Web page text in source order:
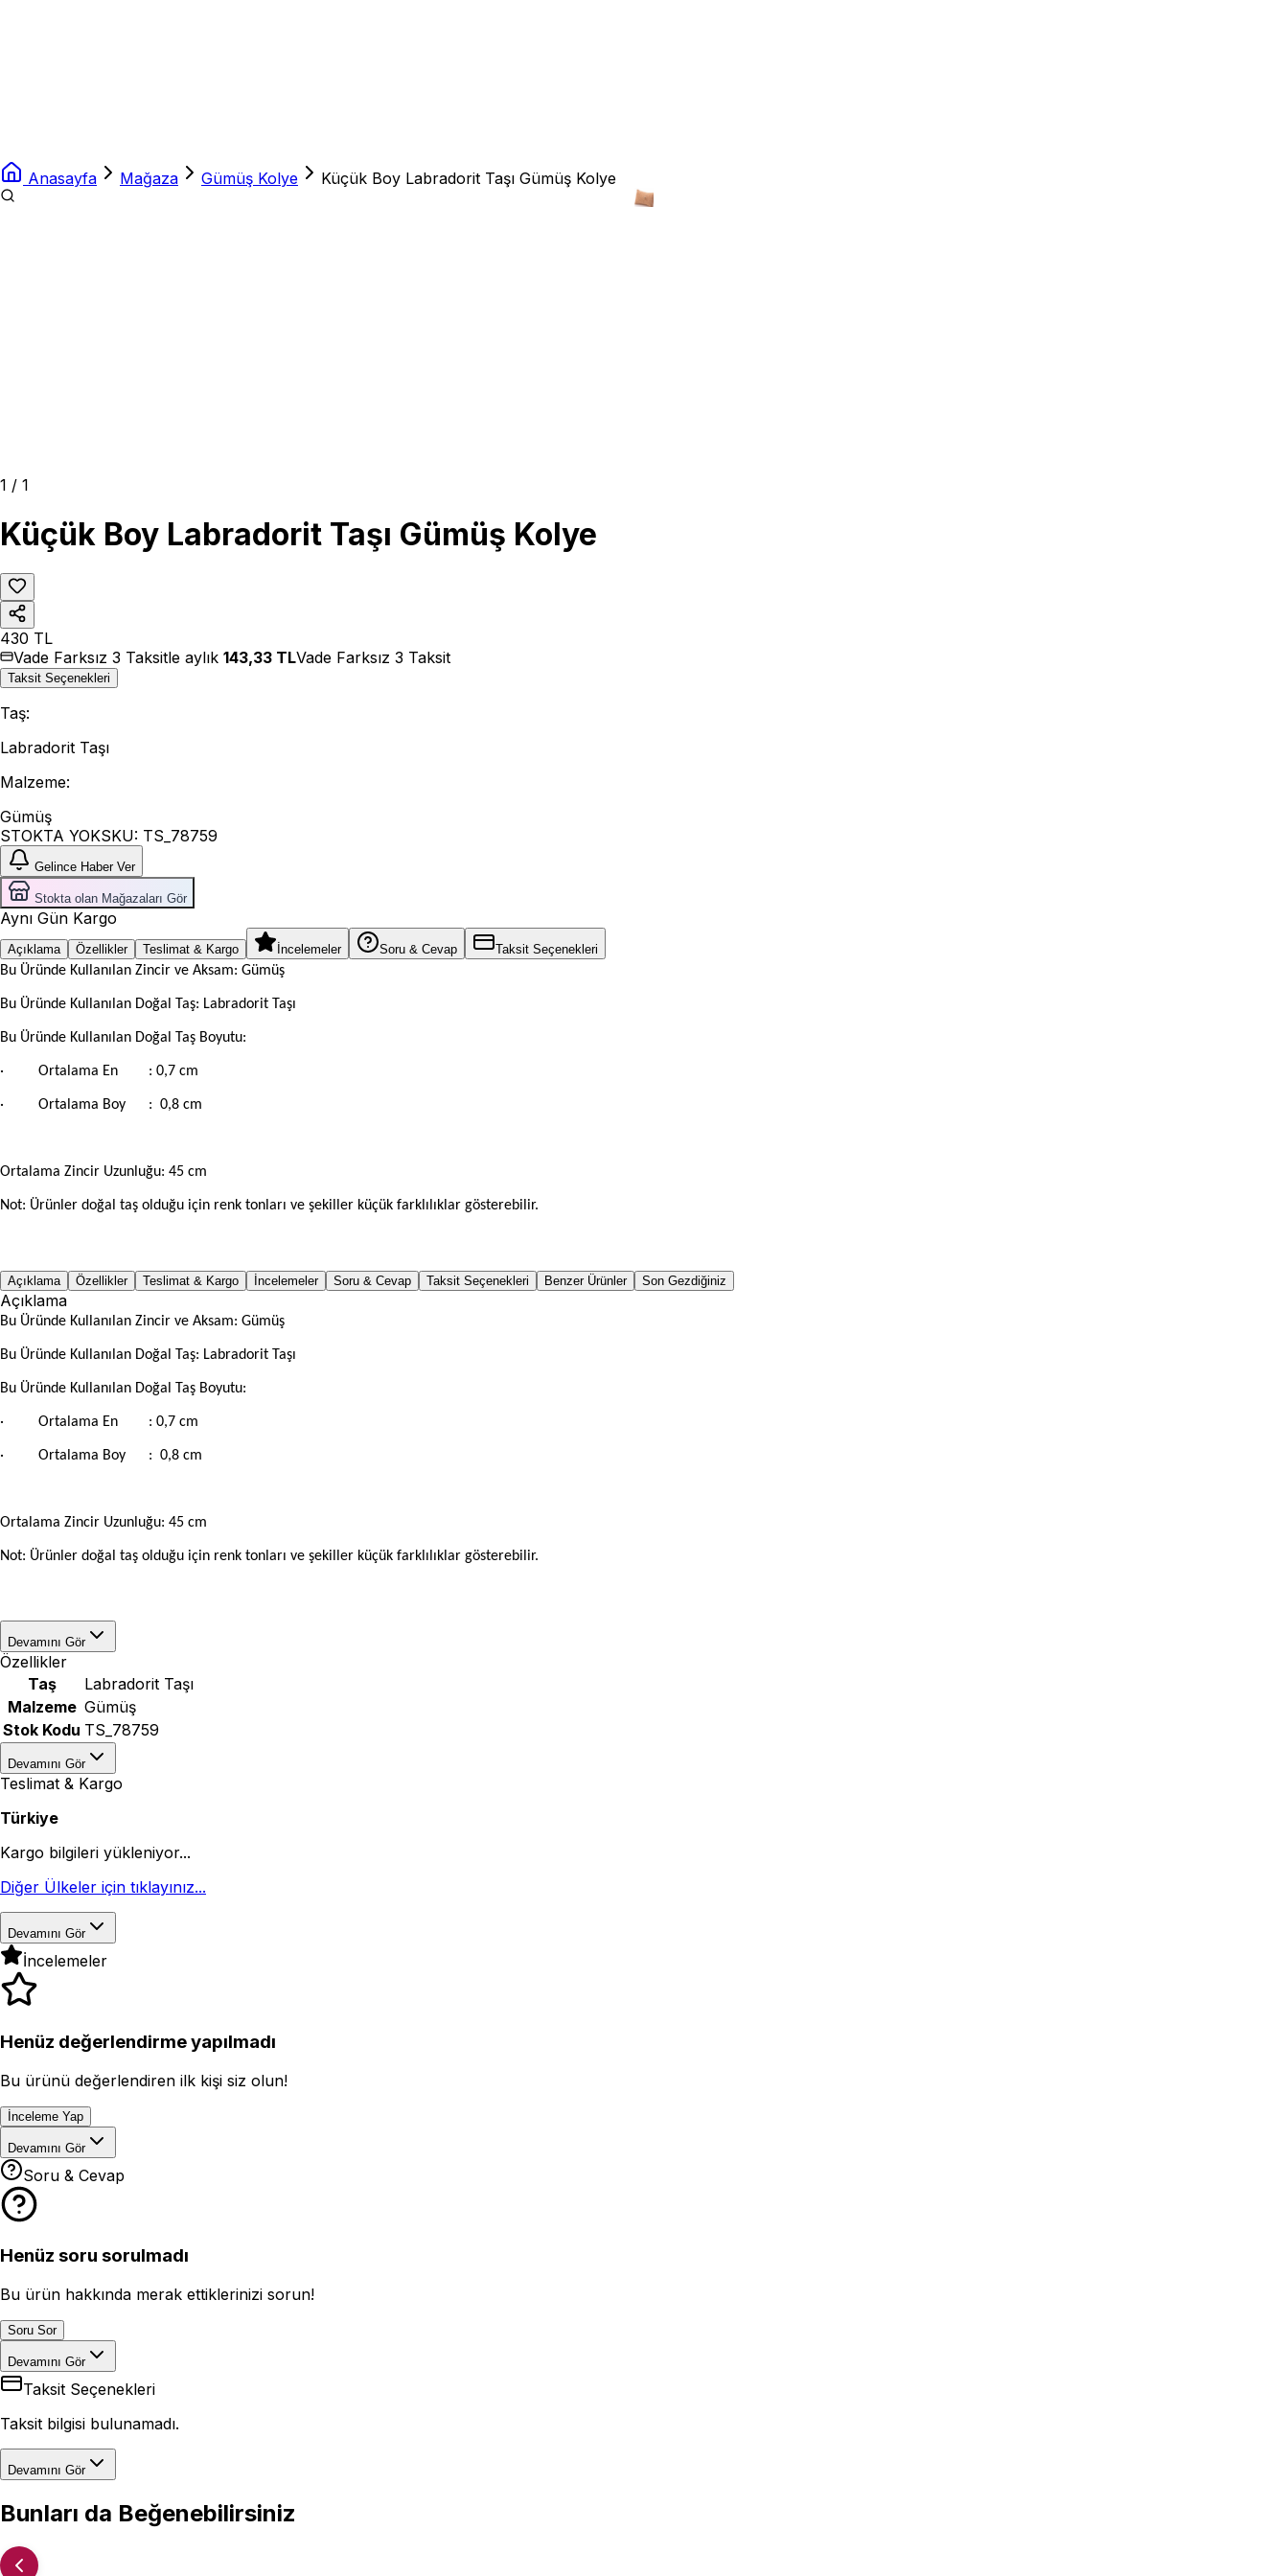
Anasayfa Mağaza Gümüş Kolye Küçük Boy Labradorit Taşı Gümüş Kolye
1 / 1
Küçük Boy Labradorit Taşı Gümüş Kolye
430 TL
Vade Farksız 3 Taksitle aylık 143,33 TLVade Farksız 3 Taksit
Taksit Seçenekleri
Taş:
Labradorit Taşı
Malzeme:
Gümüş
STOKTA YOKSKU: TS_78759
Gelince Haber Ver
Stokta olan Mağazaları Gör
Aynı Gün Kargo
Açıklama Özellikler Teslimat & Kargo İncelemeler Soru & Cevap Taksit Seçenekleri
Bu Üründe Kullanılan Zincir ve Aksam: Gümüş
Bu Üründe Kullanılan Doğal Taş: Labradorit Taşı
Bu Üründe Kullanılan Doğal Taş Boyutu:
· Ortalama En : 0,7 cm
· Ortalama Boy : 0,8 cm
Ortalama Zincir Uzunluğu: 45 cm
Not: Ürünler doğal taş olduğu için renk tonları ve şekiller küçük farklılıklar gösterebilir.
Açıklama Özellikler Teslimat & Kargo İncelemeler Soru & Cevap Taksit Seçenekleri Benzer Ürünler Son Gezdiğiniz
Açıklama
Bu Üründe Kullanılan Zincir ve Aksam: Gümüş
Bu Üründe Kullanılan Doğal Taş: Labradorit Taşı
Bu Üründe Kullanılan Doğal Taş Boyutu:
· Ortalama En : 0,7 cm
· Ortalama Boy : 0,8 cm
Ortalama Zincir Uzunluğu: 45 cm
Not: Ürünler doğal taş olduğu için renk tonları ve şekiller küçük farklılıklar gösterebilir.
Devamını Gör
Özellikler
Taş
Labradorit Taşı
Malzeme Gümüş
Stok Kodu TS_78759
Devamını Gör
Teslimat & Kargo
Türkiye
Kargo bilgileri yükleniyor...
Diğer Ülkeler için tıklayınız...
Devamını Gör
İncelemeler
Henüz değerlendirme yapılmadı
Bu ürünü değerlendiren ilk kişi siz olun!
İnceleme Yap
Devamını Gör
Soru & Cevap
Henüz soru sorulmadı
Bu ürün hakkında merak ettiklerinizi sorun!
Soru Sor
Devamını Gör
Taksit Seçenekleri
Taksit bilgisi bulunamadı.
Devamını Gör
Bunları da Beğenebilirsiniz